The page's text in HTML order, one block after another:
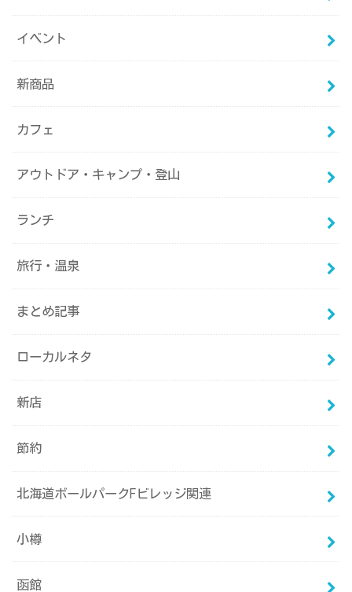
イベント
新商品
カフェ
アウトドア・キャンプ・登山
ランチ
旅行・温泉
まとめ記事
ローカルネタ
新店
節約
北海道ボールパークFビレッジ関連
小樽
函館